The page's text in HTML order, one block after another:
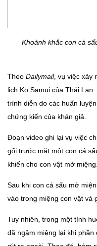
Khoảnh khắc con cá
Theo Dailymail, vụ việc xảy
lịch Ko Samui của Thái
trình diễn do các huấn
chứng kiến của khán giả.
Đoạn video ghi lại vụ việc
gối trước mặt một con cá
khiển cho con vật mở miệng.
Sau khi con cá sấu mở
vào trong miệng con vật và
Tuy nhiên, trong một tình
đã ngậm miệng lại khi